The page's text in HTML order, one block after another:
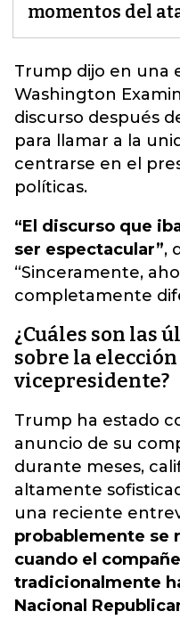
momentos del
Trump dijo en una
Washington
discurso después
para llamar a la
centrarse en el
políticas.
“El discurso que
ser espectacular”,
“Sinceramente,
completamente
¿Cuáles son las
sobre la
vicepresidente?
Trump ha estado
anuncio de su
durante meses,
altamente
una reciente
probablemente se
cuando el
tradicionalmente
Nacional